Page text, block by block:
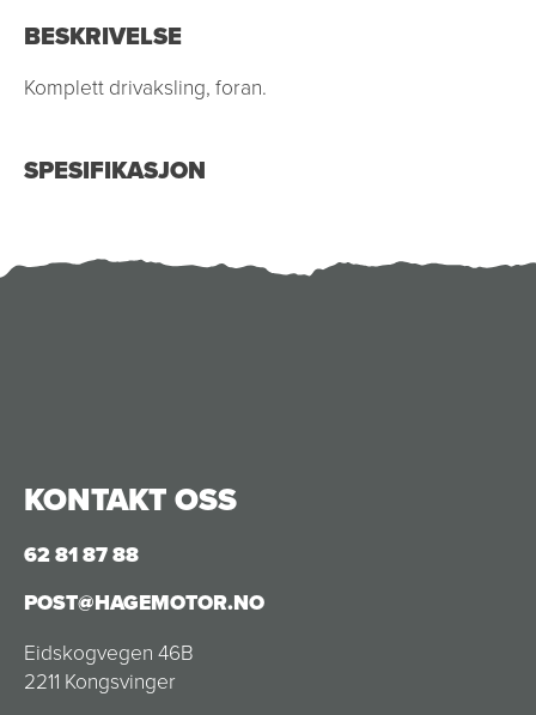
BESKRIVELSE
Komplett drivaksling, foran.
SPESIFIKASJON
KONTAKT OSS
62 81 87 88
POST@HAGEMOTOR.NO
Eidskogvegen 46B
2211 Kongsvinger